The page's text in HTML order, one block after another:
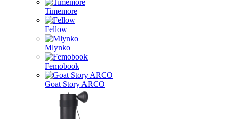
Timemore
Fellow
Mlynko
Femobook
Goat Story ARCO